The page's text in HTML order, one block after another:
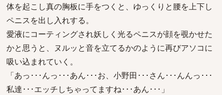
体を起こし真の胸板に手をつくと、ゆっくりと腰を上下し
ペニスを出し入れする。
愛液にコーティングされ妖しく光るペニスが顔を覗かせた
かと思うと、ヌルッと音を立てるかのように再びアソコに
吸い込まれていく。
「あっ･･･んっ･･･あん･･･お、小野田･･･さん･･･んんっ･･･
私達･･･エッチしちゃってますね･･･あん･･･」